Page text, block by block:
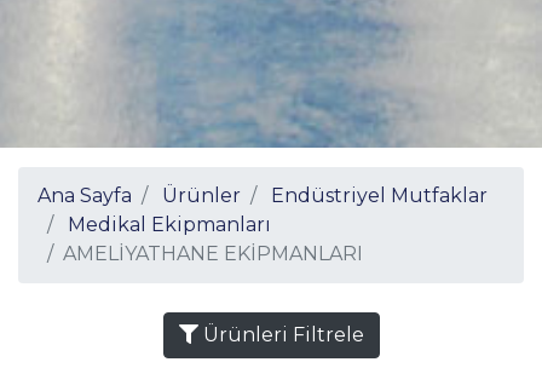
Ana Sayfa Ürünler
Endüstriyel Mutfaklar
Medikal Ekipmanları
AMELİYATHANE EKİPMANLARI
Ürünleri Filtrele